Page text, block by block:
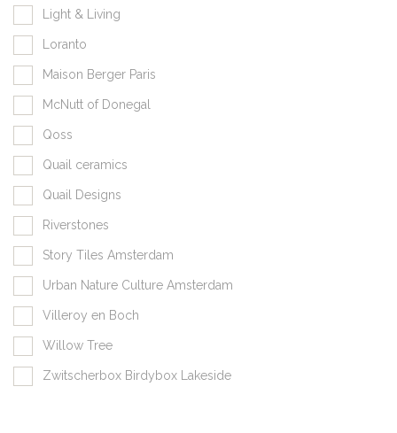
Light & Living
Loranto
Maison Berger Paris
McNutt of Donegal
Qoss
Quail ceramics
Quail Designs
Riverstones
Story Tiles Amsterdam
Urban Nature Culture Amsterdam
Villeroy en Boch
Willow Tree
Zwitscherbox Birdybox Lakeside